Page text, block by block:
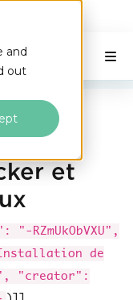
and
outSur cette page
et
RZmUkObVXU",
de
"creator":